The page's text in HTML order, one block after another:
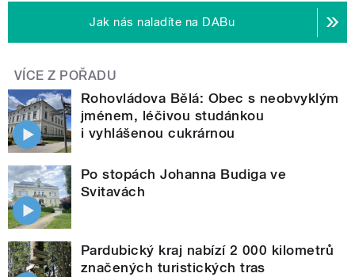
Jak nás naladíte na DABu
VÍCE Z POŘADU
Rohovládova Bělá: Obec s neobvyklým
jménem, léčivou studánkou
i vyhlášenou cukrárnou
Po stopách Johanna Budiga ve
Svitavách
Pardubický kraj nabízí 2 000 kilometrů
značených turistických tras